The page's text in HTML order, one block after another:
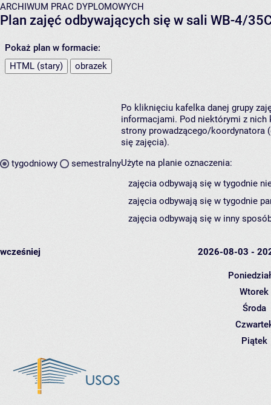
ARCHIWUM PRAC DYPLOMOWYCH
Plan zajęć odbywających się w sali WB-4/
Pokaż plan w formacie:
HTML (stary)
obrazek
tygodniowy semestralny
Po kliknięciu kafelka danej grupy
informacjami. Pod niektórymi z nich
strony prowadzącego/koordynatora
się zajęcia).
Użyte na planie oznaczenia:
zajęcia odbywają się w tygodnie
zajęcia odbywają się w tygodnie
zajęcia odbywają się w inny
wcześniej 2026-08-03 -
Wtorek
Środa
Piątek